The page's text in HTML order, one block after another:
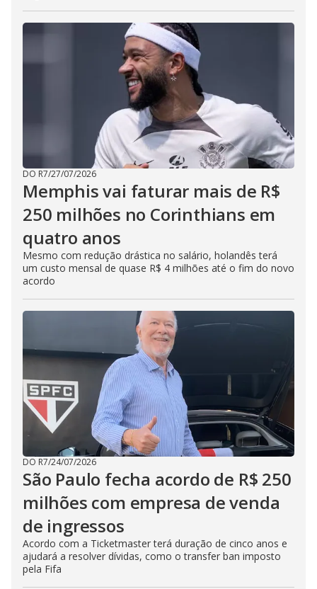
DO R7/27/07/2026
Memphis vai faturar mais de R$
250 milhões no Corinthians em
quatro anos
Mesmo com redução drástica no salário, holandês terá
um custo mensal de quase R$ 4 milhões até o fim do novo
acordo
DO R7/24/07/2026
São Paulo fecha acordo de R$ 250
milhões com empresa de venda
de ingressos
Acordo com a Ticketmaster terá duração de cinco anos e
ajudará a resolver dívidas, como o transfer ban imposto
pela Fifa